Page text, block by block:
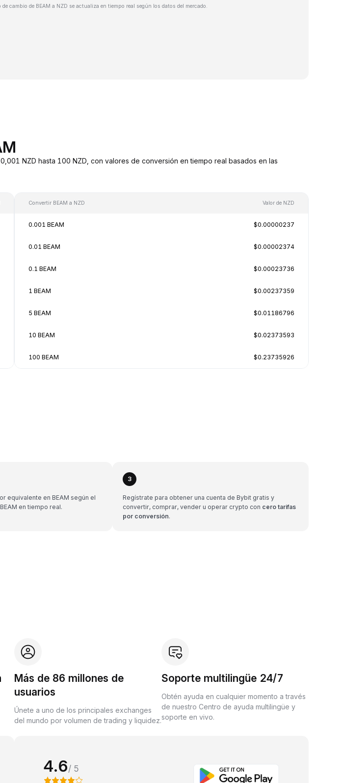
de cambio de BEAM a NZD se actualiza en tiempo real según los datos del mercado.
NZD hasta 100 NZD, con valores de conversión en tiempo real basados en las
Convertir BEAM a NZD Valor de NZD
0.001 BEAM $0.00000237
0.01 BEAM $0.00002374
0.1 BEAM $0.00023736
1 BEAM $0.00237359
5 BEAM $0.01186796
10 BEAM $0.02373593
100 BEAM $0.23735926
equivalente en BEAM según el
en tiempo real.
3
Regístrate para obtener una cuenta de Bybit gratis y
convertir, comprar, vender u operar crypto con cero tarifas
por conversión.
Más de 86 millones de
usuarios
Únete a uno de los principales exchanges
del mundo por volumen de trading y liquidez.
Soporte multilingüe 24/7
Obtén ayuda en cualquier momento a través
de nuestro Centro de ayuda multilingüe y
soporte en vivo.
4.6/ 5